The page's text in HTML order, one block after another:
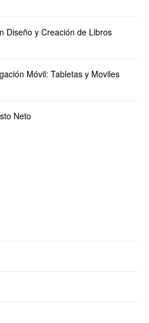
Diseño y Creación de Libros
Móvil: Tabletas y Moviles
Neto